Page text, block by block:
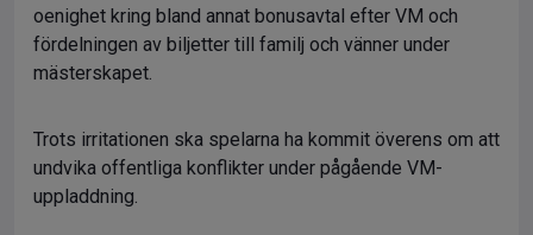
oenighet kring bland annat bonusavtal efter VM och
fördelningen av biljetter till familj och vänner under
mästerskapet.
Trots irritationen ska spelarna ha kommit överens om att
undvika offentliga konflikter under pågående VM-
uppladdning.